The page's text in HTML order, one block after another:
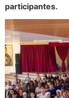
participantes.